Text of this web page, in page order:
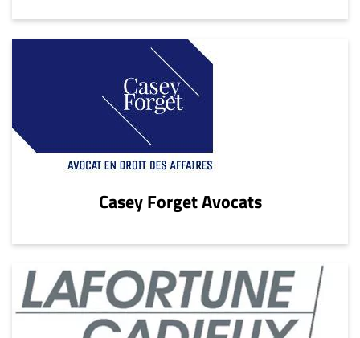
Casey Forget Avocats